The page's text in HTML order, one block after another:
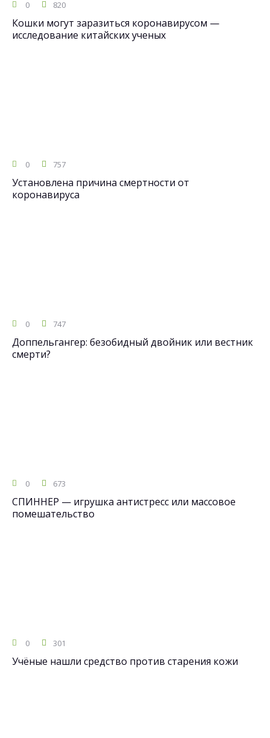
0 820
Кошки могут заразиться коронавирусом —
исследование китайских ученых
0 757
Установлена причина смертности от
коронавируса
0 747
Доппельгангер: безобидный двойник или вестник
смерти?
0 673
СПИННЕР — игрушка антистресс или массовое
помешательство
0 301
Учёные нашли средство против старения кожи